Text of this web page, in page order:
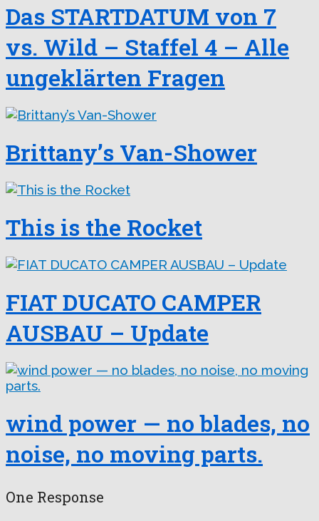
Das STARTDATUM von 7
vs. Wild – Staffel 4 – Alle
ungeklärten Fragen
Brittany’s Van-Shower
This is the Rocket
FIAT DUCATO CAMPER
AUSBAU – Update
wind power — no blades, no
noise, no moving parts.
One Response